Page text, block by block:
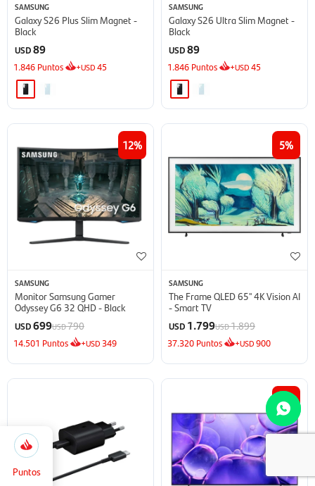
Puntos
Selecciona
la
cantidad
5.166
Cerrar
SAMSUNG
Galaxy S26 Plus Slim Magnet -
Black
USD89
1.846 Puntos +USD45
SAMSUNG
Galaxy S26 Ultra Slim Magnet -
Black
USD89
1.846 Puntos +USD45
12
SAMSUNG
Monitor Samsung Gamer
Odyssey G6 32 QHD - Black
USD699USD790
14.501 Puntos +USD 349
5
SAMSUNG
The Frame QLED 65'' 4K Vision AI
- Smart TV
USD 1.799USD1.899
37.320 Puntos +USD900
14